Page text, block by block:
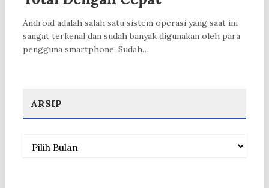
Android adalah salah satu sistem operasi yang saat ini
sangat terkenal dan sudah banyak digunakan oleh para
pengguna smartphone. Sudah…
ARSIP
Arsip